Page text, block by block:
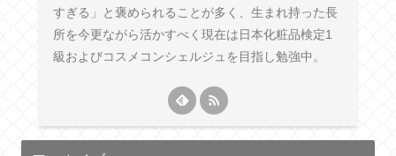
すぎる」と褒められることが多く、生まれ持った長
所を今更ながら活かすべく現在は日本化粧品検定1
級およびコスメコンシェルジュを目指し勉強中。